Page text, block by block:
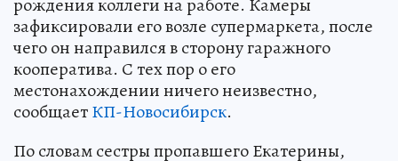
рождения коллеги на работе. Камеры
зафиксировали его возле супермаркета, после
чего он направился в сторону гаражного
кооператива. С тех пор о его
местонахождении ничего неизвестно,
сообщаетКП-Новосибирск.
По словам сестры пропавшего Екатерины,